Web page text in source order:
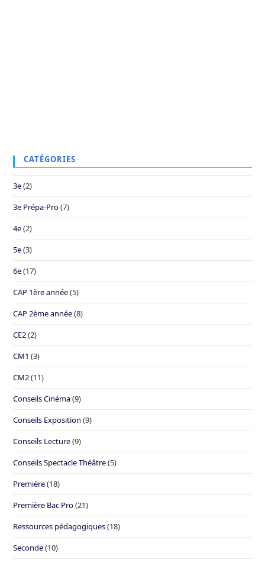
CATÉGORIES
3e(2)
3e Prépa-Pro(7)
4e(2)
5e(3)
6e(17)
CAP 1ère année(5)
CAP 2ème année(8)
CE2(2)
CM1 (3)
CM2(11)
Conseils Cinéma(9)
Conseils Exposition (9)
Conseils Lecture(9)
Conseils Spectacle Théâtre(5)
Première(18)
Première Bac Pro(21)
Ressources pédagogiques(18)
Seconde(10)